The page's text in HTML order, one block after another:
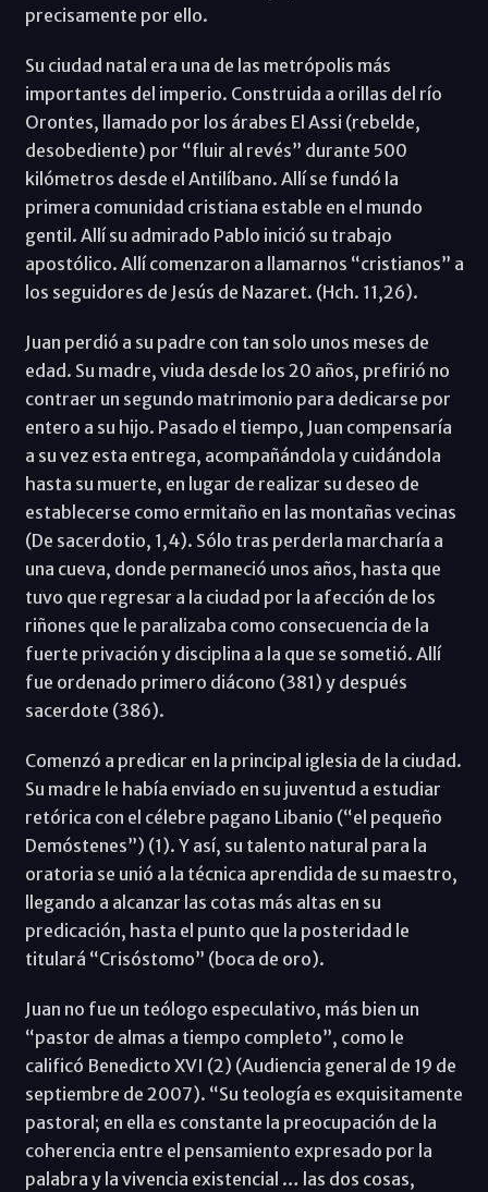
precisamente por ello.
Su ciudad natal era una de las metrópolis más
importantes del imperio. Construida a orillas del río
Orontes, llamado por los árabes El Assi (rebelde,
desobediente) por “fluir al revés” durante 500
kilómetros desde el Antilíbano. Allí se fundó la
primera comunidad cristiana estable en el mundo
gentil. Allí su admirado Pablo inició su trabajo
apostólico. Allí comenzaron a llamarnos “cristianos” a
los seguidores de Jesús de Nazaret. (Hch. 11,26).
Juan perdió a su padre con tan solo unos meses de
edad. Su madre, viuda desde los 20 años, prefirió no
contraer un segundo matrimonio para dedicarse por
entero a su hijo. Pasado el tiempo, Juan compensaría
a su vez esta entrega, acompañándola y cuidándola
hasta su muerte, en lugar de realizar su deseo de
establecerse como ermitaño en las montañas vecinas
(De sacerdotio, 1,4). Sólo tras perderla marcharía a
una cueva, donde permaneció unos años, hasta que
tuvo que regresar a la ciudad por la afección de los
riñones que le paralizaba como consecuencia de la
fuerte privación y disciplina a la que se sometió. Allí
fue ordenado primero diácono (381) y después
sacerdote (386).
Comenzó a predicar en la principal iglesia de la ciudad.
Su madre le había enviado en su juventud a estudiar
retórica con el célebre pagano Libanio (“el pequeño
Demóstenes”) (1). Y así, su talento natural para la
oratoria se unió a la técnica aprendida de su maestro,
llegando a alcanzar las cotas más altas en su
predicación, hasta el punto que la posteridad le
titulará “Crisóstomo” (boca de oro).
Juan no fue un teólogo especulativo, más bien un
“pastor de almas a tiempo completo”, como le
calificó Benedicto XVI (2) (Audiencia general de 19 de
septiembre de 2007). “Su teología es exquisitamente
pastoral; en ella es constante la preocupación de la
coherencia entre el pensamiento expresado por la
palabra y la vivencia existencial … las dos cosas,